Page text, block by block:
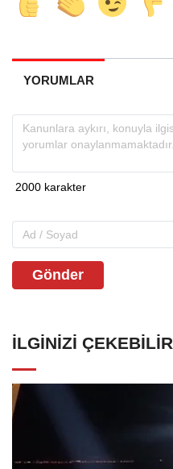
YORUMLAR
Gönder
İLGINIZI ÇEKEBILIR